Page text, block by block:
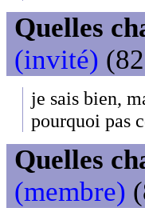
Quelles
(invité)
je sais bien,
pourquoi pas
Quelles
(membre)